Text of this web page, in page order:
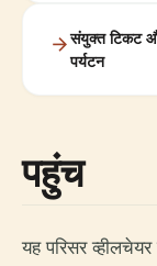
संयुक्त टिकट
पर्यटन
पहुंच
यह परिसर